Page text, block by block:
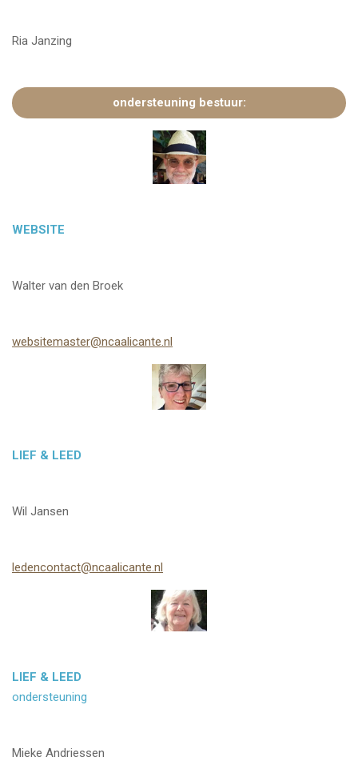
Ria Janzing
ondersteuning bestuur:
WEBSITE
Walter van den Broek
websitemaster@ncaalicante.nl
LIEF & LEED
Wil Jansen
ledencontact@ncaalicante.nl
LIEF & LEED
ondersteuning
Mieke Andriessen